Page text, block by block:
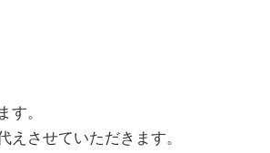
。
させていただきます。